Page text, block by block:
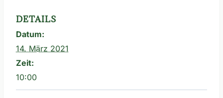
DETAILS
Datum:
14. März 2021
Zeit:
10:00